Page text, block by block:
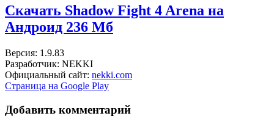
Скачать Shadow Fight 4 Arena на
Андроид 236 Мб
Версия: 1.9.83
Разработчик: NEKKI
Официальный сайт: nekki.com
Страница на Google Play
Добавить комментарий